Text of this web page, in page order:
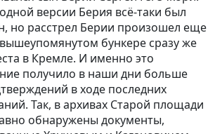
версии Берия всё-таки был
но расстрел Берии произошел еще
бункере сразу же
в Кремле. И именно это
получило в наши дни больше
в ходе последних
Так, в архивах Старой площади
обнаружены документы,